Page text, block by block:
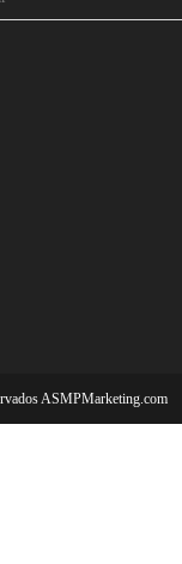
ASMPMarketing.com